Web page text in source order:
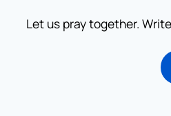
Let us pray together.